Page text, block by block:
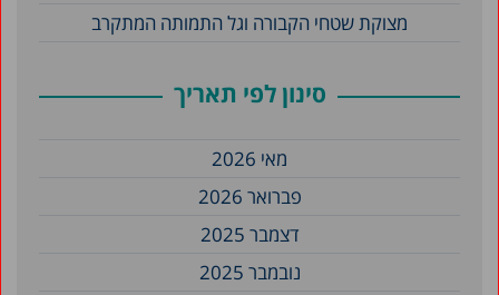
מצוקת שטחי הקבורה וגל התמותה המתקרב
סינון לפי תאריך
מאי 2026
פברואר 2026
דצמבר 2025
נובמבר 2025